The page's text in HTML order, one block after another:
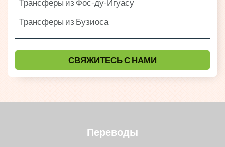
Трансферы из Фос-ду-Игуасу
Трансферы из Бузиоса
СВЯЖИТЕСЬ С НАМИ
Переводы